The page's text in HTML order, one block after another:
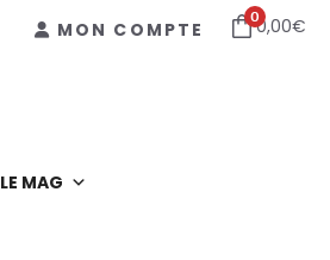
MON COMPTE
00,00€
LE MAG